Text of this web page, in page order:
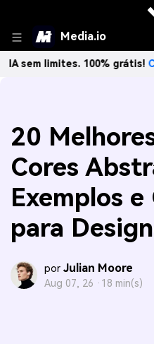
Media.io
100% grátis!Comece
20
Cores
Exemplos
para
por Julian Moore
Aug 07, 26 · 18 min(s)